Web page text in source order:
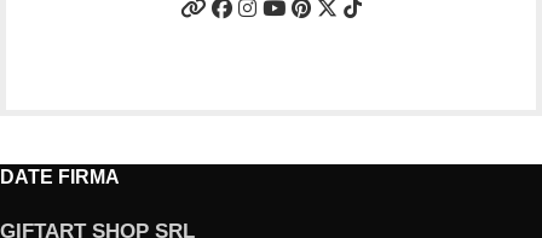
DATE FIRMA
GIFTART SHOP SRL